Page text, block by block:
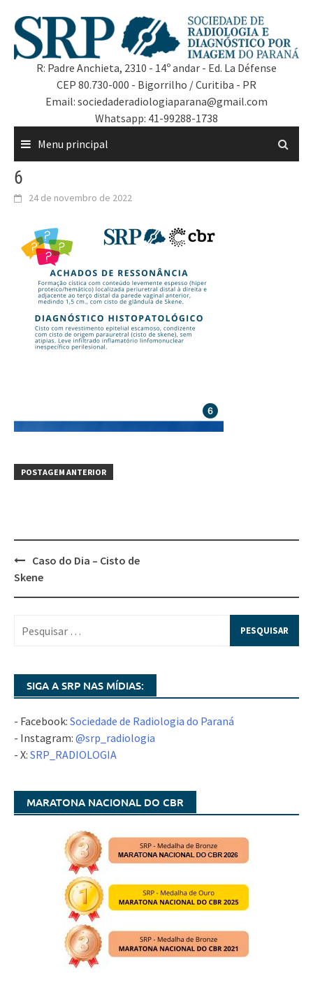
R: Padre Anchieta, 2310 - 14º andar - Ed. La Défense
CEP 80.730-000 - Bigorrilho / Curitiba - PR
Email: sociedaderadiologiaparana@gmail.com
Whatsapp: 41-99288-1738
Menu principal
6
24 de novembro de 2022
POSTAGEM ANTERIOR
Caso do Dia – Cisto de
Skene
SIGA A SRP NAS MÍDIAS:
- Facebook: Sociedade de Radiologia do Paraná
- Instagram: @srp_radiologia
- X: SRP_RADIOLOGIA
MARATONA NACIONAL DO CBR